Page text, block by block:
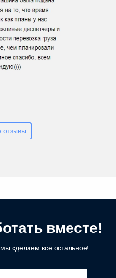
отзывы
вместе!
сделаем все остальное!